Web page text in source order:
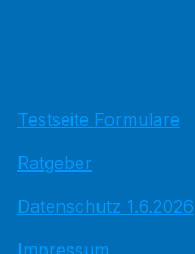
Testseite Formulare
Ratgeber
Datenschutz 1.6.2026
Impressum